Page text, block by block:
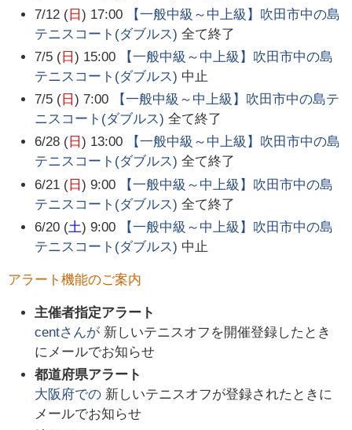
7/12 ( 日) 17:00
【一般中級～中上級】吹田市中の島
テニスコート(ダブルス) 全て終了
7/5 ( 日) 15:00
【一般中級～中上級】吹田市中の島
テニスコート(ダブルス) 中止
7/5 ( 日) 7:00
【一般中級～中上級】吹田市中の島テ
ニスコート(ダブルス) 全て終了
6/28 ( 日) 13:00
【一般中級～中上級】吹田市中の島
テニスコート(ダブルス) 全て終了
6/21 ( 日) 9:00
【一般中級～中上級】吹田市中の島
テニスコート(ダブルス) 全て終了
6/20 (土) 9:00
【一般中級～中上級】吹田市中の島
テニスコート(ダブルス) 中止
アラート機能のご案内
主催者指定アラート
centさんが 新しいテニスオフを開催登録したとき
にメールでお知らせ
都道府県アラート
大阪府での 新しいテニスオフが登録されたときに
メールでお知らせ